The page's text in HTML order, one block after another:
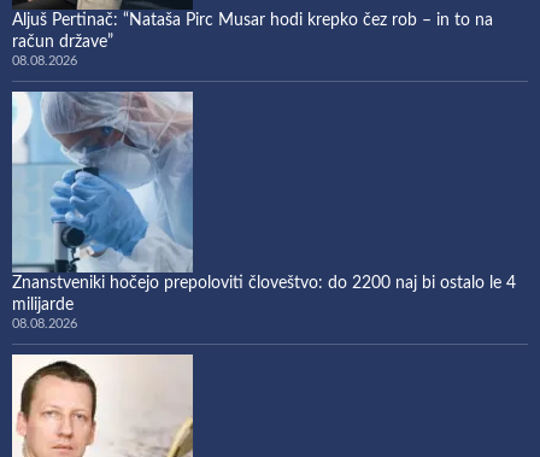
Aljuš Pertinač: “Nataša Pirc Musar hodi krepko čez rob – in to na
račun države”
08.08.2026
Znanstveniki hočejo prepoloviti človeštvo: do 2200 naj bi ostalo le 4
milijarde
08.08.2026